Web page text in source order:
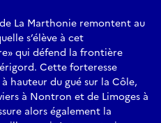
La Marthonie remontent au
s’élève à cet
qui défend la frontière
Cette forteresse
hauteur du gué sur la Côle,
à Nontron et de Limoges à
alors également la